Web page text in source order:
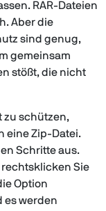
RAR-Dateien
Aber die
sind genug,
gemeinsam
stößt, die nicht
zu schützen,
eine Zip-Datei.
Schritte aus.
rechtsklicken Sie
Option
es werden